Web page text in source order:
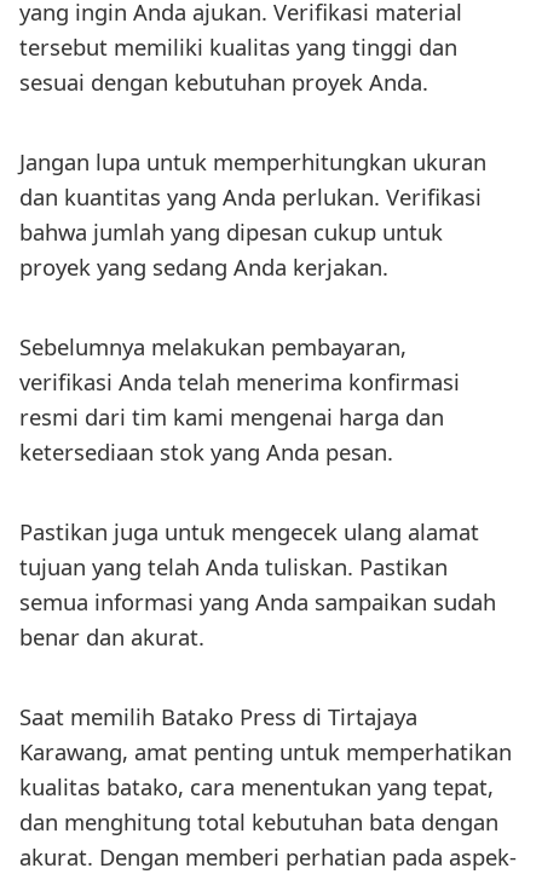
yang ingin Anda ajukan. Verifikasi material
tersebut memiliki kualitas yang tinggi dan
sesuai dengan kebutuhan proyek Anda.
Jangan lupa untuk memperhitungkan ukuran
dan kuantitas yang Anda perlukan. Verifikasi
bahwa jumlah yang dipesan cukup untuk
proyek yang sedang Anda kerjakan.
Sebelumnya melakukan pembayaran,
verifikasi Anda telah menerima konfirmasi
resmi dari tim kami mengenai harga dan
ketersediaan stok yang Anda pesan.
Pastikan juga untuk mengecek ulang alamat
tujuan yang telah Anda tuliskan. Pastikan
semua informasi yang Anda sampaikan sudah
benar dan akurat.
Saat memilih Batako Press di Tirtajaya
Karawang, amat penting untuk memperhatikan
kualitas batako, cara menentukan yang tepat,
dan menghitung total kebutuhan bata dengan
akurat. Dengan memberi perhatian pada aspek-